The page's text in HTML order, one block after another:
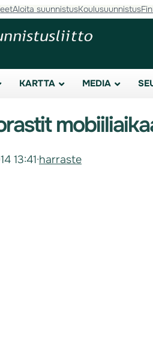
Aloita suunnistusKoulusuunnistus
KARTTA MEDIA
13:41·harraste